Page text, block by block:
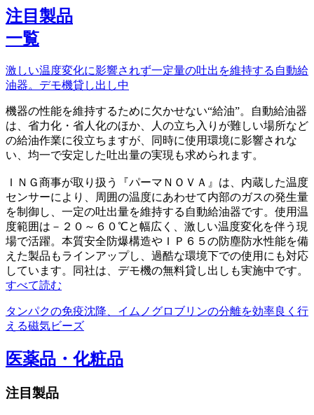
注目製品
一覧
激しい温度変化に影響されず一定量の吐出を維持する自動給
油器。デモ機貸し出し中
機器の性能を維持するために欠かせない“給油”。自動給油器
は、省力化・省人化のほか、人の立ち入りが難しい場所など
の給油作業に役立ちますが、同時に使用環境に影響されな
い、均一で安定した吐出量の実現も求められます。
ＩＮＧ商事が取り扱う『パーマＮＯＶＡ』は、内蔵した温度
センサーにより、周囲の温度にあわせて内部のガスの発生量
を制御し、一定の吐出量を維持する自動給油器です。使用温
度範囲は－２０～６０℃と幅広く、激しい温度変化を伴う現
場で活躍。本質安全防爆構造やＩＰ６５の防塵防水性能を備
えた製品もラインアップし、過酷な環境下での使用にも対応
しています。同社は、デモ機の無料貸し出しも実施中です。
すべて読む
タンパクの免疫沈降、イムノグロブリンの分離を効率良く行
える磁気ビーズ
医薬品・化粧品
注目製品